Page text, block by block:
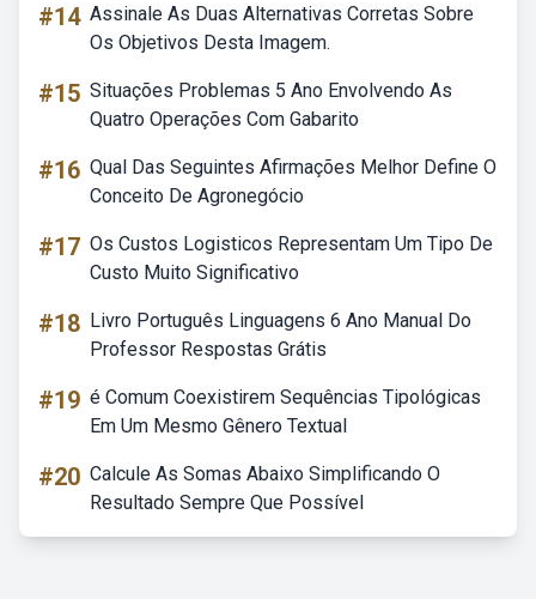
#14 Assinale As Duas Alternativas Corretas Sobre
Os Objetivos Desta Imagem.
#15 Situações Problemas 5 Ano Envolvendo As
Quatro Operações Com Gabarito
#16 Qual Das Seguintes Afirmações Melhor Define O
Conceito De Agronegócio
#17 Os Custos Logisticos Representam Um Tipo De
Custo Muito Significativo
#18 Livro Português Linguagens 6 Ano Manual Do
Professor Respostas Grátis
#19 é Comum Coexistirem Sequências Tipológicas
Em Um Mesmo Gênero Textual
#20 Calcule As Somas Abaixo Simplificando O
Resultado Sempre Que Possível